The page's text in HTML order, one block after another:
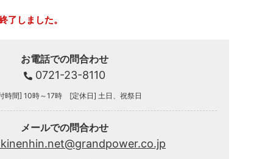
了しました。
お電話での問合わせ
0721-23-8110
時間] 10時～17時 [定休日] 土日、祝祭日
メールでの問合わせ